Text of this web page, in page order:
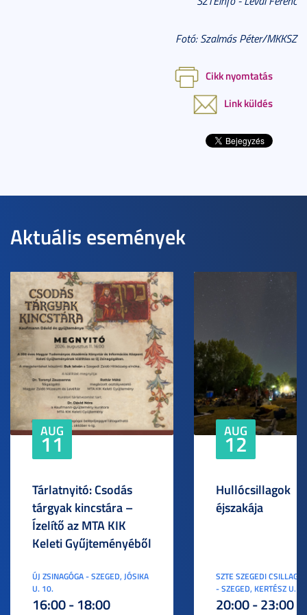
Fotó: Szalmás Péter/MKKSZ
Cikk nyomtatás
Link küldés
Aktuális események
AUG
11
Tárlatnyitó: Csodás
tárgyak kincstára –
Ízelítő az MTA KIK
Keleti Gyűjteményéből
ÚJ ZSINAGÓGA - SZEGED, JÓSIKA
U. 10.
16:00 - 18:00
AUG
12
Hullócsillagok
éjszakája
SZTE SZEGEDI
- SZEGED, KERTÉSZ U. 3.
20:00 - 23:00